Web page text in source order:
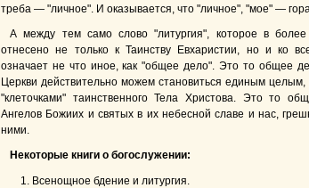
треба — "личное". И оказывается, что "личное", "мое" —
А между тем само слово "литургия", которое в
отнесено не только к Таинству Евхаристии, но и ко
означает не что иное, как "общее дело". Это то общее
Церкви действительно можем становиться единым
"клеточками" таинственного Тела Христова. Это то
Ангелов Божиих и святых в их небесной славе и нас,
ними.
Некоторые книги о богослужении:
Всенощное бдение и литургия.